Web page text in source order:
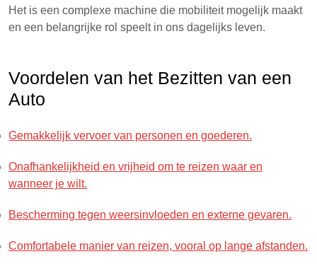
Het is een complexe machine die mobiliteit mogelijk maakt
en een belangrijke rol speelt in ons dagelijks leven.
Voordelen van het Bezitten van een
Auto
Gemakkelijk vervoer van personen en goederen.
Onafhankelijkheid en vrijheid om te reizen waar en
wanneer je wilt.
Bescherming tegen weersinvloeden en externe gevaren.
Comfortabele manier van reizen, vooral op lange afstanden.